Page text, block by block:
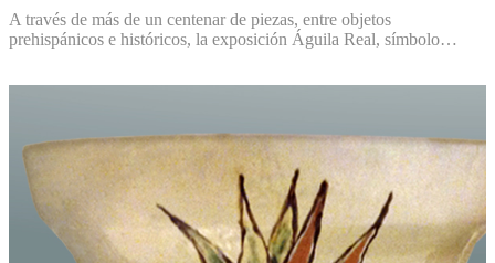
A través de más de un centenar de piezas, entre objetos
prehispánicos e históricos, la exposición Águila Real, símbolo…